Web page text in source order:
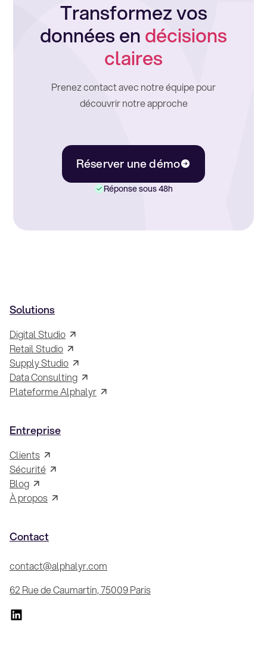
Transformez vos
données endécisions
claires
Prenez contact avec notre équipe pour
découvrir notre approche
Réserver une démo
Réponse sous 48h
Solutions
Digital Studio
Retail Studio
Supply Studio
Data Consulting
Plateforme Alphalyr
Entreprise
Clients
Sécurité
Blog
À propos
Contact
contact@alphalyr.com
62 Rue de Caumartin, 75009 Paris